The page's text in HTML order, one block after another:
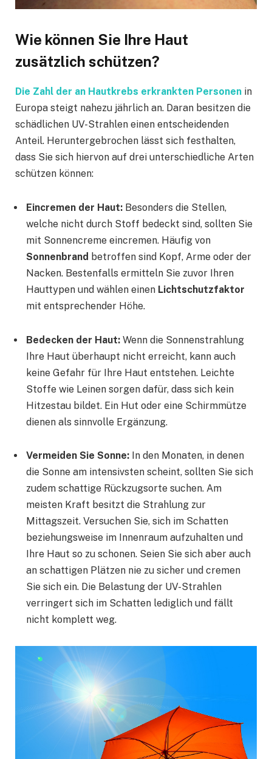
Wie können Sie Ihre Haut
zusätzlich schützen?
Die Zahl der an Hautkrebs erkrankten Personen in
Europa steigt nahezu jährlich an. Daran besitzen die
schädlichen UV-Strahlen einen entscheidenden
Anteil. Heruntergebrochen lässt sich festhalten,
dass Sie sich hiervon auf drei unterschiedliche Arten
schützen können:
Eincremen der Haut: Besonders die Stellen,
welche nicht durch Stoff bedeckt sind, sollten Sie
mit Sonnencreme eincremen. Häufig von
Sonnenbrand betroffen sind Kopf, Arme oder der
Nacken. Bestenfalls ermitteln Sie zuvor Ihren
Hauttypen und wählen einen Lichtschutzfaktor
mit entsprechender Höhe.
Bedecken der Haut: Wenn die Sonnenstrahlung
Ihre Haut überhaupt nicht erreicht, kann auch
keine Gefahr für Ihre Haut entstehen. Leichte
Stoffe wie Leinen sorgen dafür, dass sich kein
Hitzestau bildet. Ein Hut oder eine Schirmmütze
dienen als sinnvolle Ergänzung.
Vermeiden Sie Sonne: In den Monaten, in denen
die Sonne am intensivsten scheint, sollten Sie sich
zudem schattige Rückzugsorte suchen. Am
meisten Kraft besitzt die Strahlung zur
Mittagszeit. Versuchen Sie, sich im Schatten
beziehungsweise im Innenraum aufzuhalten und
Ihre Haut so zu schonen. Seien Sie sich aber auch
an schattigen Plätzen nie zu sicher und cremen
Sie sich ein. Die Belastung der UV-Strahlen
verringert sich im Schatten lediglich und fällt
nicht komplett weg.